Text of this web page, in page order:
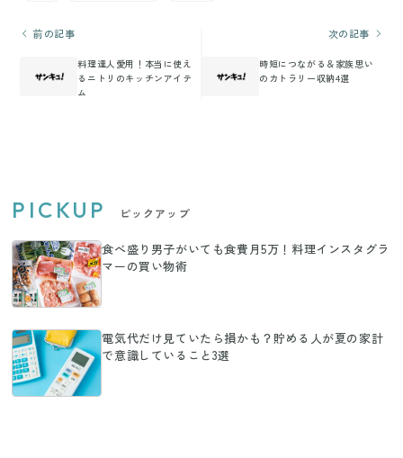
前の記事
料理達人愛用！本当に使え
るニトリのキッチンアイテ
ム
次の記事
時短につながる＆家族思い
のカトラリー収納4選
PICKUP ピックアップ
食べ盛り男子がいても食費月5万！料理インスタグラ
マーの買い物術
電気代だけ見ていたら損かも？貯める人が夏の家計
で意識していること3選